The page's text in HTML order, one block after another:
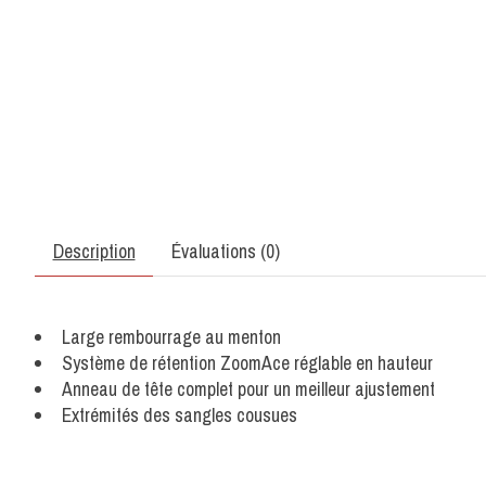
Description Évaluations (0)
Large rembourrage au menton
Système de rétention ZoomAce réglable en hauteur
Anneau de tête complet pour un meilleur ajustement
Extrémités des sangles cousues